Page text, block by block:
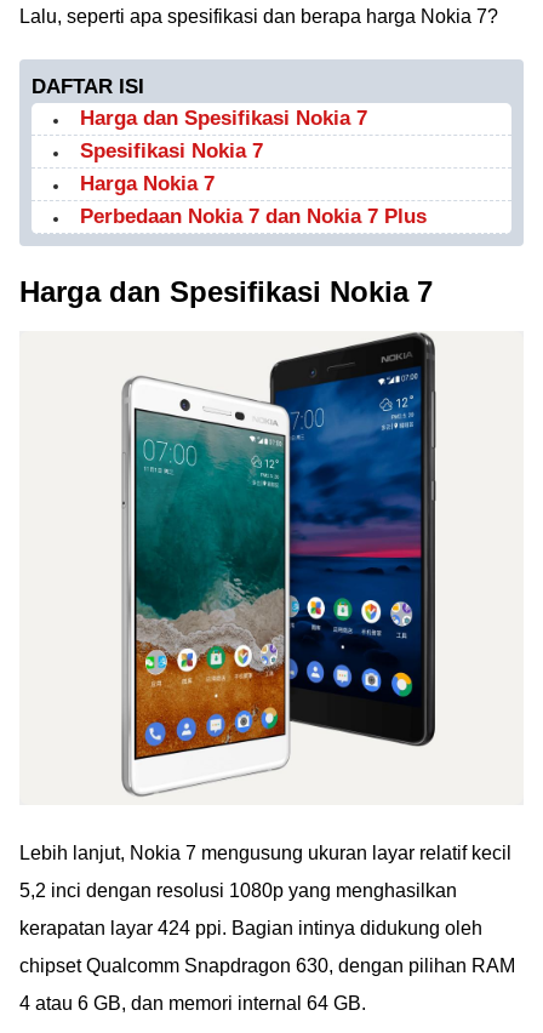
Lalu, seperti apa spesifikasi dan berapa harga Nokia 7?
DAFTAR ISI
Harga dan Spesifikasi Nokia 7
Spesifikasi Nokia 7
Harga Nokia 7
Perbedaan Nokia 7 dan Nokia 7 Plus
Harga dan Spesifikasi Nokia 7
Lebih lanjut, Nokia 7 mengusung ukuran layar relatif kecil
5,2 inci dengan resolusi 1080p yang menghasilkan
kerapatan layar 424 ppi. Bagian intinya didukung oleh
chipset Qualcomm Snapdragon 630, dengan pilihan RAM
4 atau 6 GB, dan memori internal 64 GB.